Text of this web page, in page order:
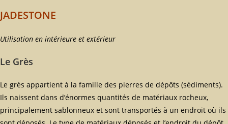
JADESTONE
Utilisation en intérieure et extérieur
Le Grès
Le grès appartient à la famille des pierres de dépôts (sédiments).
Ils naissent dans d’énormes quantités de matériaux rocheux,
principalement sablonneux et sont transportés à un endroit où ils